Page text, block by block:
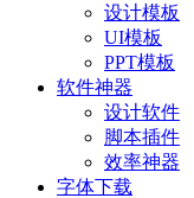
设计模板
UI模板
PPT模板
软件神器
设计软件
脚本插件
效率神器
字体下载